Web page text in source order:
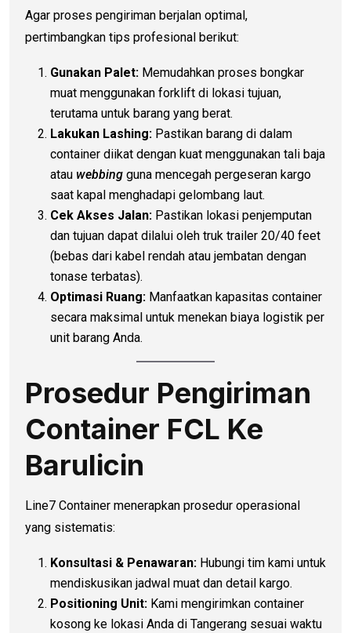
Agar proses pengiriman berjalan optimal,
pertimbangkan tips profesional berikut:
Gunakan Palet: Memudahkan proses bongkar
muat menggunakan forklift di lokasi tujuan,
terutama untuk barang yang berat.
Lakukan Lashing: Pastikan barang di dalam
container diikat dengan kuat menggunakan tali baja
atau webbing guna mencegah pergeseran kargo
saat kapal menghadapi gelombang laut.
Cek Akses Jalan: Pastikan lokasi penjemputan
dan tujuan dapat dilalui oleh truk trailer 20/40 feet
(bebas dari kabel rendah atau jembatan dengan
tonase terbatas).
Optimasi Ruang: Manfaatkan kapasitas container
secara maksimal untuk menekan biaya logistik per
unit barang Anda.
Prosedur Pengiriman
Container FCL Ke
Barulicin
Line7 Container menerapkan prosedur operasional
yang sistematis:
Konsultasi & Penawaran: Hubungi tim kami untuk
mendiskusikan jadwal muat dan detail kargo.
Positioning Unit: Kami mengirimkan container
kosong ke lokasi Anda di Tangerang sesuai waktu